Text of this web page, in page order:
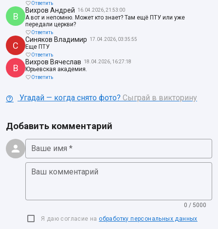
Ответить
В
Вихров Андрей 16.04.2026, 21:53:00
А вот и непомню. Может кто знает? Там ещё ПТУ или уже
передали церкви?
Ответить
С
Синяков Владимир 17.04.2026, 03:35:55
Еще ПТУ
Ответить
В
Вихров Вячеслав 18.04.2026, 16:27:18
Юрьевская академия.
Ответить
Угадай — когда снято фото? Сыграй в викторину
Добавить комментарий
Ваше имя *
Ваш комментарий
0 / 5000
Я даю согласие на обработку персональных данных